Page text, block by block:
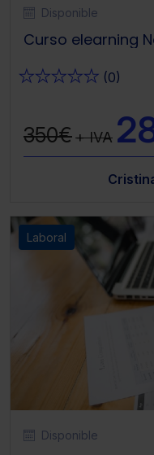
Disponible
Curso elearning
★★★★★ (0)
350€+ IVA
Laboral
Disponible